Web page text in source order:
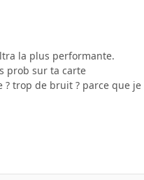
la plus performante.
prob sur ta carte
trop de bruit ? parce que